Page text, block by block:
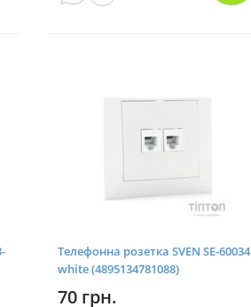
Телефонна розетка SVEN SE-60034
white (4895134781088)
70 грн.